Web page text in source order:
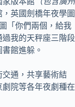
英國劍橋年夜學圖
「你們兩個，給我
過我的天秤座三階段
館進躲。
交通，共享藝術結
院等各年夜劇種在